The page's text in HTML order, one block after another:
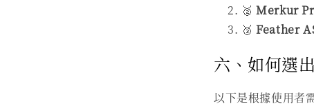
🥈Merkur
🥉Feather
六、如何選
以下是根據使用者